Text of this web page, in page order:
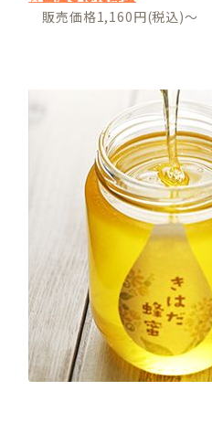
販売価格1,160円(税込)～